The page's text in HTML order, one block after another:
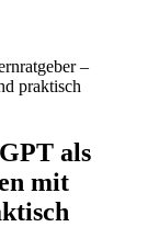
–
praktisch
als
mit